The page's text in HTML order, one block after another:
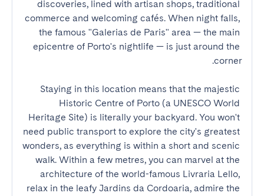
discoveries, lined with artisan shops, traditional
commerce and welcoming cafés. When night falls,
the famous "Galerias de Paris" area — the main
epicentre of Porto's nightlife — is just around the
Staying in this location means that the majestic
Historic Centre of Porto (a UNESCO World
Heritage Site) is literally your backyard. You won't
need public transport to explore the city's greatest
wonders, as everything is within a short and scenic
walk. Within a few metres, you can marvel at the
architecture of the world-famous Livraria Lello,
relax in the leafy Jardins da Cordoaria, admire the